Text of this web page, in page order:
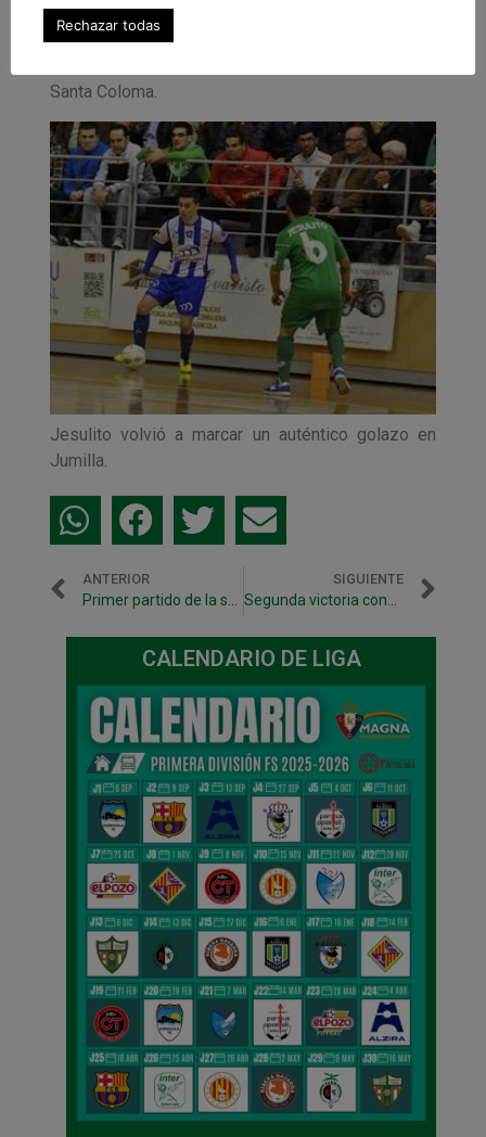
propio campo. Pichí hizo el 2-4 definitivo en el 38’.
Ya no se movería el marcador y los navarros
Santa Coloma.
Jesulito volvió a marcar un auténtico golazo en
Jumilla.
ANTERIOR SIGUIENTE
CALENDARIO DE LIGA
Rechazar todas